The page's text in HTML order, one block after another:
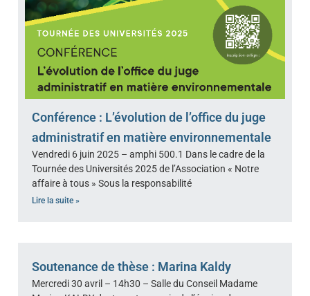
Conférence : L’évolution de l’office du juge
administratif en matière environnementale
Vendredi 6 juin 2025 – amphi 500.1 Dans le cadre de la
Tournée des Universités 2025 de l’Association « Notre
affaire à tous » Sous la responsabilité
Lire la suite »
Soutenance de thèse : Marina Kaldy
Mercredi 30 avril – 14h30 – Salle du Conseil Madame